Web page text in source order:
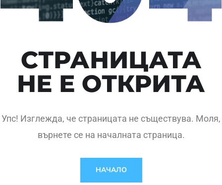
СТРАНИЦАТА
НЕ Е ОТКРИТА
Упс! Изглежда, че страницата не съществува. Моля,
върнете се на началната страница.
НАЧАЛО